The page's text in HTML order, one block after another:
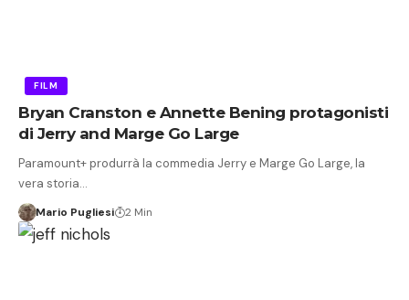
FILM
Bryan Cranston e Annette Bening protagonisti
di Jerry and Marge Go Large
Paramount+ produrrà la commedia Jerry e Marge Go Large, la
vera storia…
Mario Pugliesi 2 Min